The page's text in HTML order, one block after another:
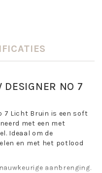
DESIGNER NO 7
7 Licht Bruin is een soft
met een met
Ideaal om de
en met het potlood
aanbrenging.